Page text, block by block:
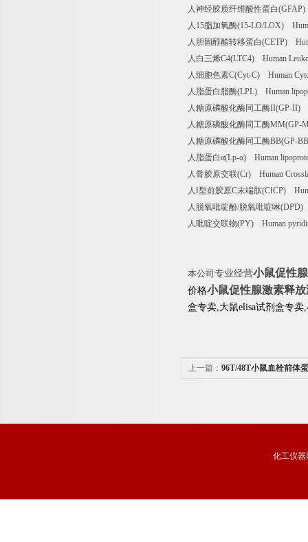
人神经胶质纤维酸性蛋白
人15脂加氧酶(15-LO/LOX)
人胆固醇酯转移蛋白(CETP)
人白三烯C4(LTC4) Human
人细胞色素C(Cyt-C) Human
人脂蛋白脂酶(LPL) Human
人糖原磷酸化酶同工酶II(GP-II)
人糖原磷酸化酶同工酶MM(GP-
人糖原磷酸化酶同工酶BB(GP-
人脂蛋白α(Lp-α) Human
人骨胶原交联(Cr) Human
人Ⅰ型前胶原C末端肽(CⅠCP)
人脱氧吡啶酚/脱氧吡啶啉(DPD)
人吡啶交联物(PY) Human
本公司 专业经营小鼠促性
价格小鼠促性腺激素释
盒专卖,大鼠elisa试剂盒专
上一篇： 96T/48T小鼠血栓前体
化工仪器